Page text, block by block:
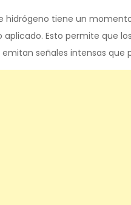
hidrógeno tiene un
Esto permite que
señales intensas que